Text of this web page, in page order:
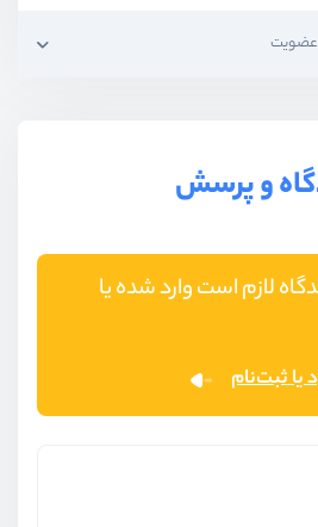
عضویت
و پرسش
لازم است وارد شده یا
یا ثبت‌نام